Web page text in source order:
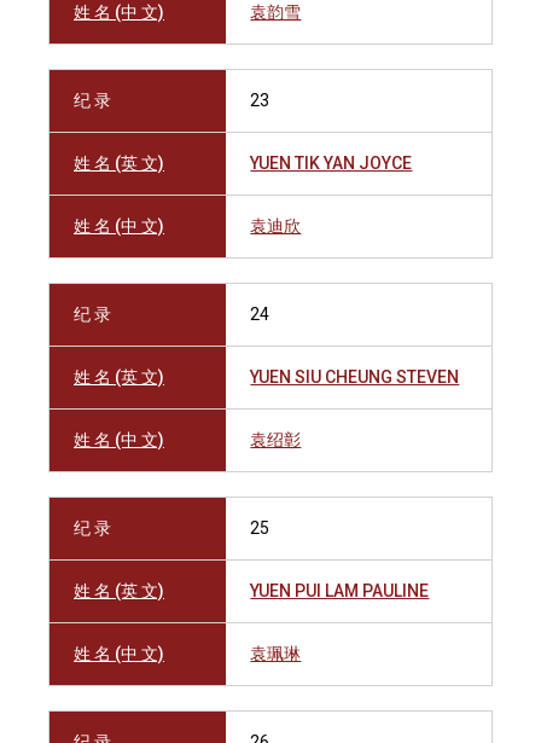
姓 名 (中 文) 袁韵雪
纪 录 23
姓 名 (英 文) YUEN TIK YAN JOYCE
姓 名 (中 文) 袁迪欣
纪 录 24
姓 名 (英 文) YUEN SIU CHEUNG STEVEN
姓 名 (中 文) 袁绍彰
纪 录 25
姓 名 (英 文) YUEN PUI LAM PAULINE
姓 名 (中 文) 袁珮琳